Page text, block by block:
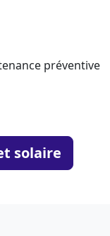
préventive
solaire